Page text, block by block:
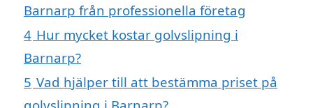
Barnarp från professionella företag
4 Hur mycket kostar golvslipning i
Barnarp?
5 Vad hjälper till att bestämma priset på